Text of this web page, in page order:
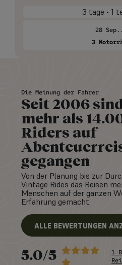
3 tage • 1
28
3
Die Meinung der Fahrer
Seit 2006
mehr als
Riders auf
gegangen
Von der Planung bis zur
Vintage Rides das Reisen
Menschen auf der ganzen
Erfahrung gemacht.
ALLE BEWERTUNGEN
5.0/5
1